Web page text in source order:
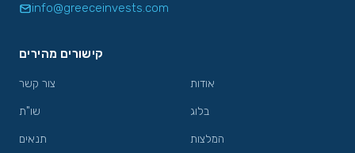
info@greeceinvests.com
קישורים מהירים
אודות
בלוג
המלצות
צור קשר
שו"ת
תנאים